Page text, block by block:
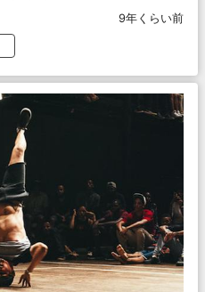
9年くらい前